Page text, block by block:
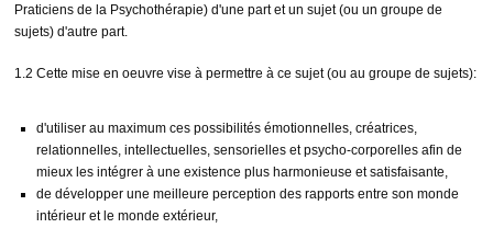
Praticiens de la Psychothérapie) d'une part et un sujet (ou un groupe de
sujets) d'autre part.
1.2 Cette mise en oeuvre vise à permettre à ce sujet (ou au groupe de sujets):
d'utiliser au maximum ces possibilités émotionnelles, créatrices,
relationnelles, intellectuelles, sensorielles et psycho-corporelles afin de
mieux les intégrer à une existence plus harmonieuse et satisfaisante,
de développer une meilleure perception des rapports entre son monde
intérieur et le monde extérieur,